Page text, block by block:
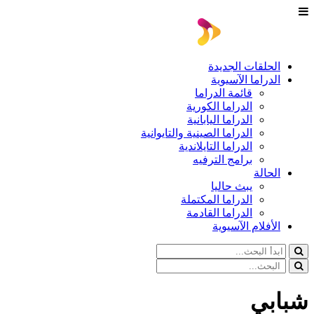
الحلقات الجديدة
الدراما الآسيوية
قائمة الدراما
الدراما الكورية
الدراما اليابانية
الدراما الصينية والتايوانية
الدراما التايلاندية
برامج الترفيه
الحالة
يبث حاليا
الدراما المكتملة
الدراما القادمة
الأفلام الآسيوية
شبابي